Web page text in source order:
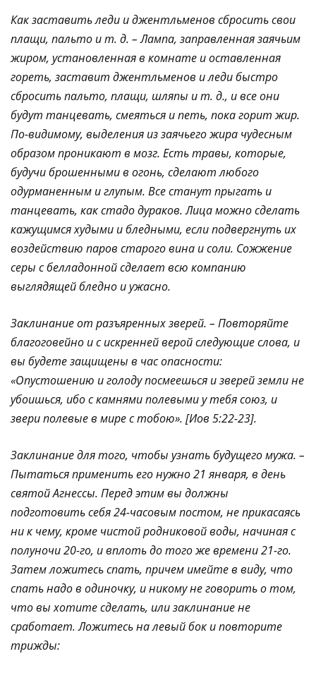
Как заставить леди и джентльменов сбросить свои
плащи, пальто и т. д. – Лампа, заправленная заячьим
жиром, установленная в комнате и оставленная
гореть, заставит джентльменов и леди быстро
сбросить пальто, плащи, шляпы и т. д., и все они
будут танцевать, смеяться и петь, пока горит жир.
По-видимому, выделения из заячьего жира чудесным
образом проникают в мозг. Есть травы, которые,
будучи брошенными в огонь, сделают любого
одурманенным и глупым. Все станут прыгать и
танцевать, как стадо дураков. Лица можно сделать
кажущимся худыми и бледными, если подвергнуть их
воздействию паров старого вина и соли. Сожжение
серы с белладонной сделает всю компанию
выглядящей бледно и ужасно.
Заклинание от разъяренных зверей. – Повторяйте
благоговейно и с искренней верой следующие слова, и
вы будете защищены в час опасности:
«Опустошению и голоду посмеешься и зверей земли не
убоишься, ибо с камнями полевыми у тебя союз, и
звери полевые в мире с тобою». [Иов 5:22-23].
Заклинание для того, чтобы узнать будущего мужа. –
Пытаться применить его нужно 21 января, в день
святой Агнессы. Перед этим вы должны
подготовить себя 24-часовым постом, не прикасаясь
ни к чему, кроме чистой родниковой воды, начиная с
полуночи 20-го, и вплоть до того же времени 21-го.
Затем ложитесь спать, причем имейте в виду, что
спать надо в одиночку, и никому не говорить о том,
что вы хотите сделать, или заклинание не
сработает. Ложитесь на левый бок и повторите
трижды: